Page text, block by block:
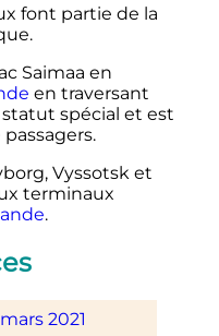
font partie de la
Saimaa en
en traversant
spécial et est
Vyssotsk et
terminaux
.
2021